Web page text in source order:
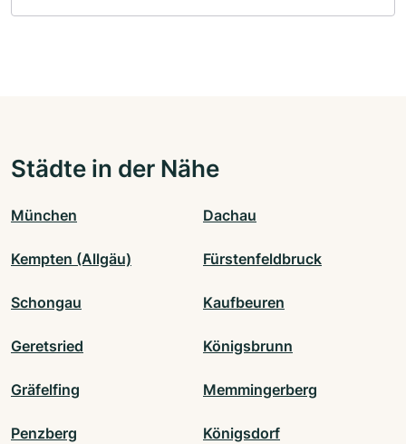
Städte in der Nähe
München Dachau
Kempten (Allgäu) Fürstenfeldbruck
Schongau Kaufbeuren
Geretsried Königsbrunn
Gräfelfing Memmingerberg
Penzberg Königsdorf